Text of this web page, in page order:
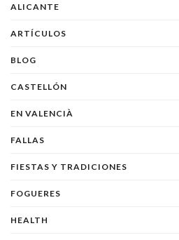
ALICANTE
ARTÍCULOS
BLOG
CASTELLÓN
EN VALENCIÀ
FALLAS
FIESTAS Y TRADICIONES
FOGUERES
HEALTH